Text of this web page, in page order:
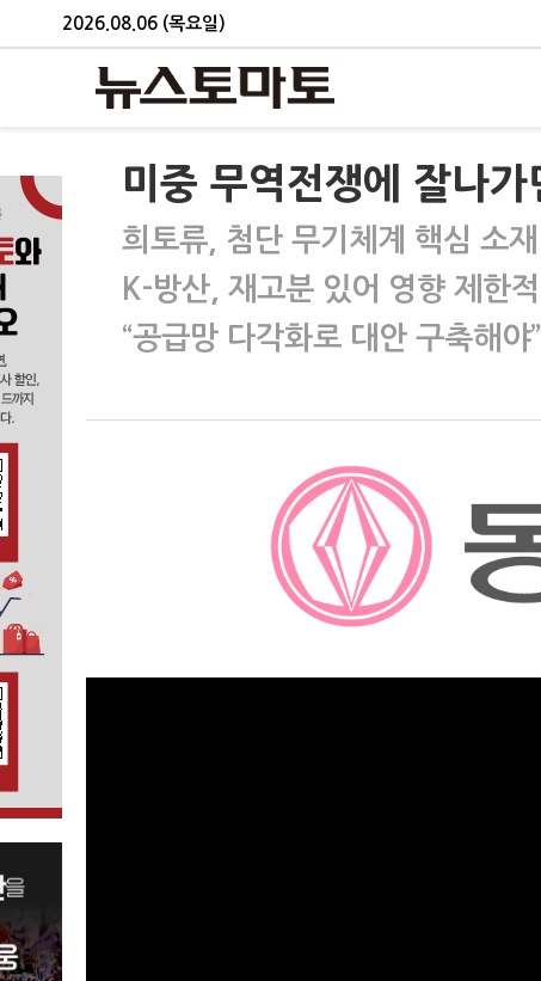
2026.08.06 (목요일)
미중 무역전쟁에 잘나
희토류, 첨단 무기체계 핵심 소재
K-방산, 재고분 있어 영향 제한적
“공급망 다각화로 대안 구축해야”